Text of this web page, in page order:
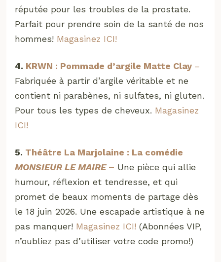
réputée pour les troubles de la prostate.
Parfait pour prendre soin de la santé de nos
hommes! Magasinez ICI!
4. KRWN : Pommade d’argile Matte Clay –
Fabriquée à partir d’argile véritable et ne
contient ni parabènes, ni sulfates, ni gluten.
Pour tous les types de cheveux. Magasinez
ICI!
5. Théâtre La Marjolaine : La comédie
MONSIEUR LE MAIRE– Une pièce qui allie
humour, réflexion et tendresse, et qui
promet de beaux moments de partage dès
le 18 juin 2026. Une escapade artistique à ne
pas manquer! Magasinez ICI!(Abonnées VIP,
n’oubliez pas d’utiliser votre code promo!)